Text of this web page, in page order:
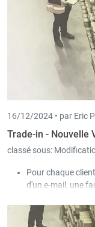
16/12/2024 • par Eric
Trade-in - Nouvelle
classé sous:
Pour chaque
d'un e-mail, une
parallèle.
Dans la liste des